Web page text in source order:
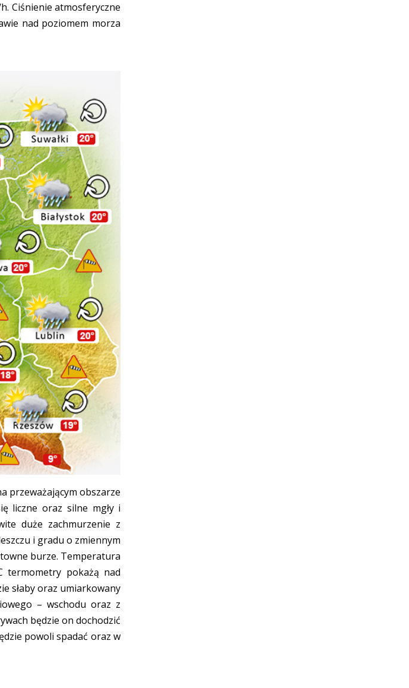
Ciśnienie atmosferyczne
nad poziomem morza
przeważającym obszarze
liczne oraz silne mgły i
duże zachmurzenie z
i gradu o zmiennym
burze. Temperatura
termometry pokażą nad
słaby oraz umiarkowany
– wschodu oraz z
będzie on dochodzić
powoli spadać oraz w